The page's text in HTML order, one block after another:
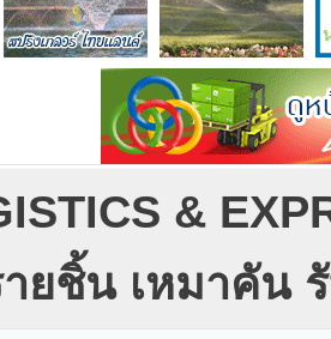
&
ายชิ้น เหมาคัน